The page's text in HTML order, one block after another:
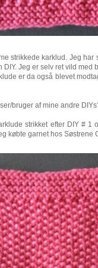
strikkede karklud. Jeg
DIY. Jeg er selv ret vild med
er da også blevet
bruger af mine andre
strikket efter DIY #
købte garnet hos Søstrene